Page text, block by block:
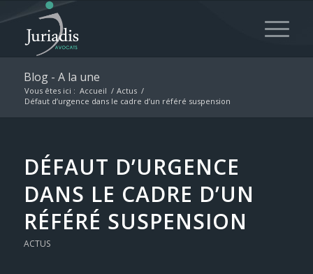
Blog - A la une
Vous êtes ici : Accueil / Actus /
Défaut d’urgence dans le cadre d’un référé suspension
DÉFAUT D’URGENCE
DANS LE CADRE D’UN
RÉFÉRÉ SUSPENSION
ACTUS